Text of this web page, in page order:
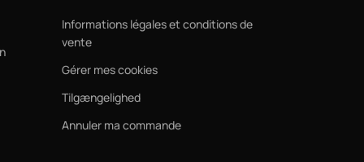
Informations légales et conditions de
vente
Gérer mes cookies
Tilgængelighed
Annuler ma commande